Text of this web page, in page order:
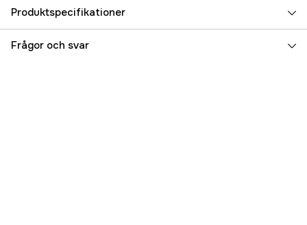
Produktspecifikationer
Svängningstal, max 6500 rpm
Frågor och svar